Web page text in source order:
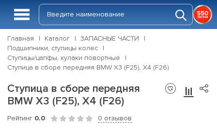
Главная Каталог
ЗАПАСНЫЕ ЧАСТИ
Подшипники, ступицы колес
Ступицы/цапфы, кулаки повортные
Ступица в сборе передняя BMW X3 (F25), X4 (F26)
Ступица в сборе передняя
BMW X3 (F25), X4 (F26)
Рейтинг 0.0 0 отзывов